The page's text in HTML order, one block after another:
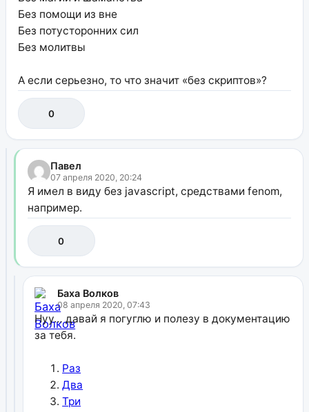
Без помощи из вне
Без потусторонних сил
Без молитвы
А если серьезно, то что значит «без скриптов»?
0
Павел
07 апреля 2020, 20:24
Я имел в виду без javascript, средствами fenom,
например.
0
Баха Волков
08 апреля 2020, 07:43
Нуу… давай я погуглю и полезу в документацию
за тебя.
Раз
Два
Три